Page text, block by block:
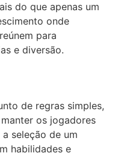
do que apenas um
onde
para
e diversão.
de regras simples,
os jogadores
seleção de um
habilidades e